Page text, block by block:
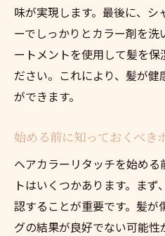
リタッチ後のケア
効率的なリタッチ
時間を有効に使う
味が実現します。最後に、シ
ーでしっかりとカラー剤を洗
ートメントを使用して髪を保
ださい。これにより、髪が健
ができます。
始める前に知っておくべき
ヘアカラーリタッチを始め
トはいくつかあります。ま
認することが重要です。髪が
グの結果が良好でない可能